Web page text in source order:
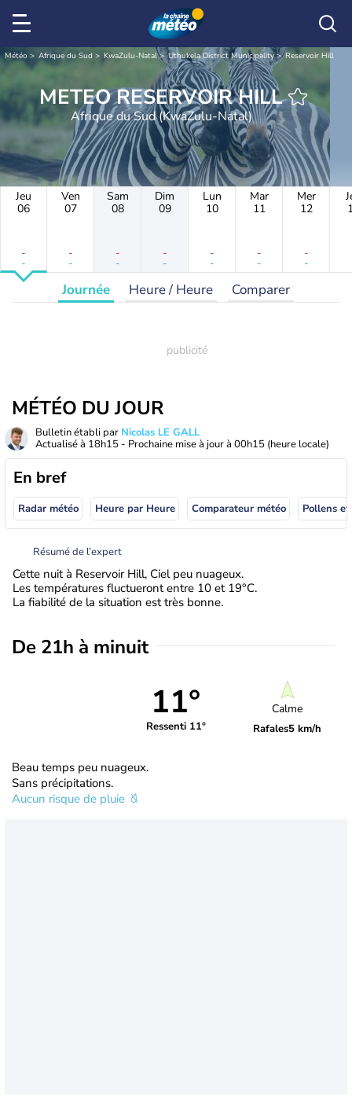
Météo Afrique du Sud KwaZulu-Natal Uthukela District Municipality Reservoir Hill
METEO RESERVOIR HILL
Afrique du Sud (KwaZulu-Natal)
Jeu
06
-
-
Ven
07
-
-
Sam
08
-
-
Dim
09
-
-
Lun
10
-
-
Mar
11
-
-
Mer
12
-
-
Journée Heure / Heure Comparer
MÉTÉO DU JOUR
Bulletin établi par Nicolas LE GALL
Actualisé à 18h15 - Prochaine mise à jour à 00h15 (heure locale)
En bref
Radar météo Heure par Heure Comparateur météo Pollens
Résumé de l’expert
Cette nuit à Reservoir Hill, Ciel peu nuageux.
Les températures fluctueront entre 10 et 19°C.
La fiabilité de la situation est très bonne.
De 21h à minuit
11°
Ressenti 11°
Calme
Rafales5 km/h
Beau temps peu nuageux.
Sans précipitations.
Aucun risque de pluie